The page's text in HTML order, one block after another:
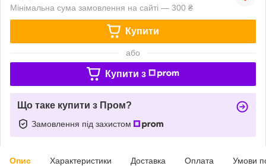
Мінімальна сума замовлення на сайті — 300 ₴
Купити
або
Купити з
Що таке купити з Пром?
Замовлення під захистом
Опис Характеристики Доставка Оплата Умови